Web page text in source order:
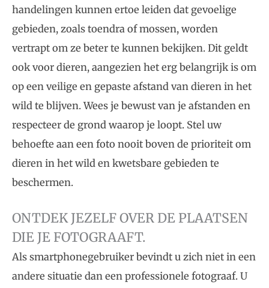
handelingen kunnen ertoe leiden dat gevoelige
gebieden, zoals toendra of mossen, worden
vertrapt om ze beter te kunnen bekijken. Dit geldt
ook voor dieren, aangezien het erg belangrijk is om
op een veilige en gepaste afstand van dieren in het
wild te blijven. Wees je bewust van je afstanden en
respecteer de grond waarop je loopt. Stel uw
behoefte aan een foto nooit boven de prioriteit om
dieren in het wild en kwetsbare gebieden te
beschermen.
ONTDEK JEZELF OVER DE PLAATSEN
DIE JE FOTOGRAAFT.
Als smartphonegebruiker bevindt u zich niet in een
andere situatie dan een professionele fotograaf. U